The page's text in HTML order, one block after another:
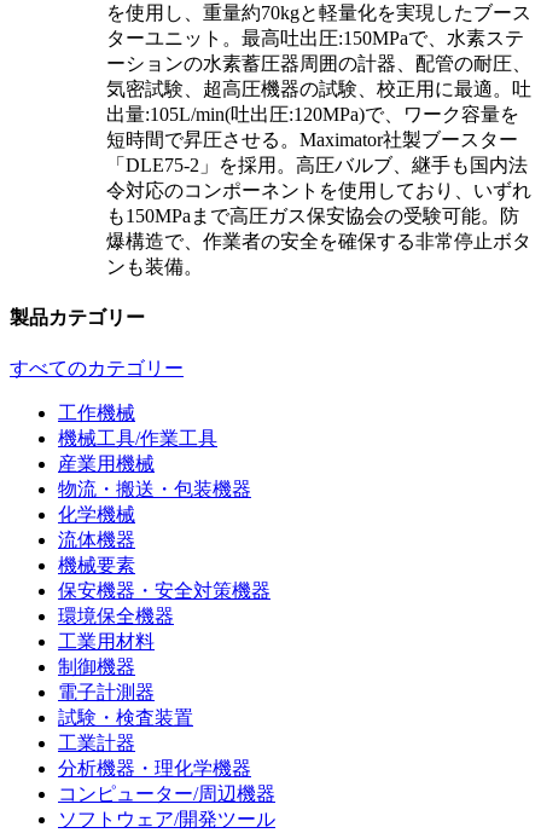
を使用し、重量約70kgと軽量化を実現したブース
ターユニット。最高吐出圧:150MPaで、水素ステ
ーションの水素蓄圧器周囲の計器、配管の耐圧、
気密試験、超高圧機器の試験、校正用に最適。吐
出量:105L/min(吐出圧:120MPa)で、ワーク容量を
短時間で昇圧させる。Maximator社製ブースター
「DLE75-2」を採用。高圧バルブ、継手も国内法
令対応のコンポーネントを使用しており、いずれ
も150MPaまで高圧ガス保安協会の受験可能。防
爆構造で、作業者の安全を確保する非常停止ボタ
ンも装備。
製品カテゴリー
すべてのカテゴリー
工作機械
機械工具/作業工具
産業用機械
物流・搬送・包装機器
化学機械
流体機器
機械要素
保安機器・安全対策機器
環境保全機器
工業用材料
制御機器
電子計測器
試験・検査装置
工業計器
分析機器・理化学機器
コンピューター/周辺機器
ソフトウェア/開発ツール